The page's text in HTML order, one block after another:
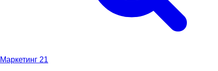
Маркетинг 21